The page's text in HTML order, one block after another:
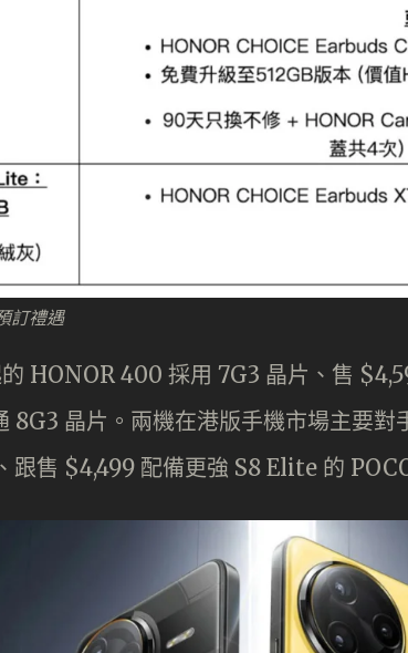
訂禮遇
HONOR 400 採用 7G3 晶片、售
8G3 晶片。兩機在港版手機市場主要對
跟售 $4,499 配備更強 S8 Elite 的